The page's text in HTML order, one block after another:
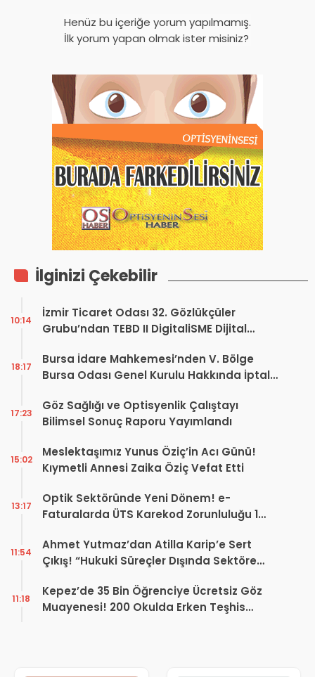
Henüz bu içeriğe yorum yapılmamış.
İlk yorum yapan olmak ister misiniz?
İlginizi Çekebilir
İzmir Ticaret Odası 32. Gözlükçüler
Grubu’ndan TEBD II DigitaliSME Dijital
10:14
Bursa İdare Mahkemesi’nden V. Bölge
Bursa Odası Genel Kurulu Hakkında İptal
18:17
Göz Sağlığı ve Optisyenlik Çalıştayı
Bilimsel Sonuç Raporu Yayımlandı
17:23
Meslektaşımız Yunus Öziç’in Acı Günü!
Kıymetli Annesi Zaika Öziç Vefat Etti
15:02
Optik Sektöründe Yeni Dönem! e-
Faturalarda ÜTS Karekod Zorunluluğu 1
13:17
Ahmet Yutmaz’dan Atilla Karip’e Sert
Çıkış! “Hukuki Süreçler Dışında Sektöre
11:54
Kepez’de 35 Bin Öğrenciye Ücretsiz Göz
Muayenesi! 200 Okulda Erken Teşhis
11:18